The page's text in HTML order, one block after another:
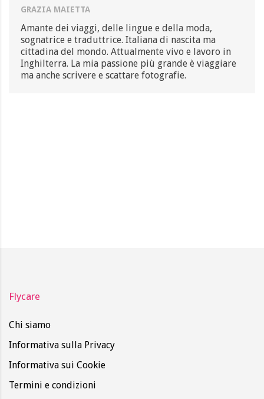
GRAZIA MAIETTA
Amante dei viaggi, delle lingue e della moda,
sognatrice e traduttrice. Italiana di nascita ma
cittadina del mondo. Attualmente vivo e lavoro in
Inghilterra. La mia passione più grande è viaggiare
ma anche scrivere e scattare fotografie.
Flycare
Chi siamo
Informativa sulla Privacy
Informativa sui Cookie
Termini e condizioni